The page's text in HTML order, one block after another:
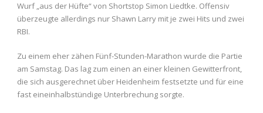
Wurf „aus der Hüfte“ von Shortstop Simon Liedtke. Offensiv
überzeugte allerdings nur Shawn Larry mit je zwei Hits und zwei
RBI.
Zu einem eher zähen Fünf-Stunden-Marathon wurde die Partie
am Samstag. Das lag zum einen an einer kleinen Gewitterfront,
die sich ausgerechnet über Heidenheim festsetzte und für eine
fast eineinhalbstündige Unterbrechung sorgte.